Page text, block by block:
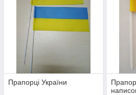
Прапорці України